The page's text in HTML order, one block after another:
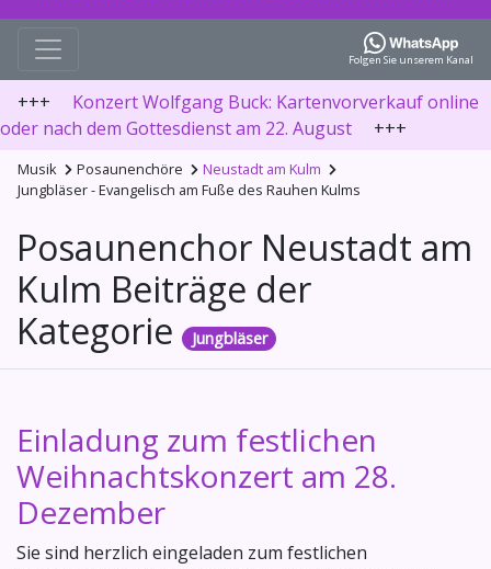
Folgen Sie unserem Kanal
+++
Konzert Wolfgang Buck: Kartenvorverkauf online
oder nach dem Gottesdienst am 22. August
+++
Musik Posaunenchöre
Neustadt am Kulm
Jungbläser - Evangelisch am Fuße des Rauhen Kulms
Posaunenchor Neustadt am
Kulm Beiträge der
Kategorie
Jungbläser
Einladung zum festlichen
Weihnachtskonzert am 28.
Dezember
Sie sind herzlich eingeladen zum festlichen